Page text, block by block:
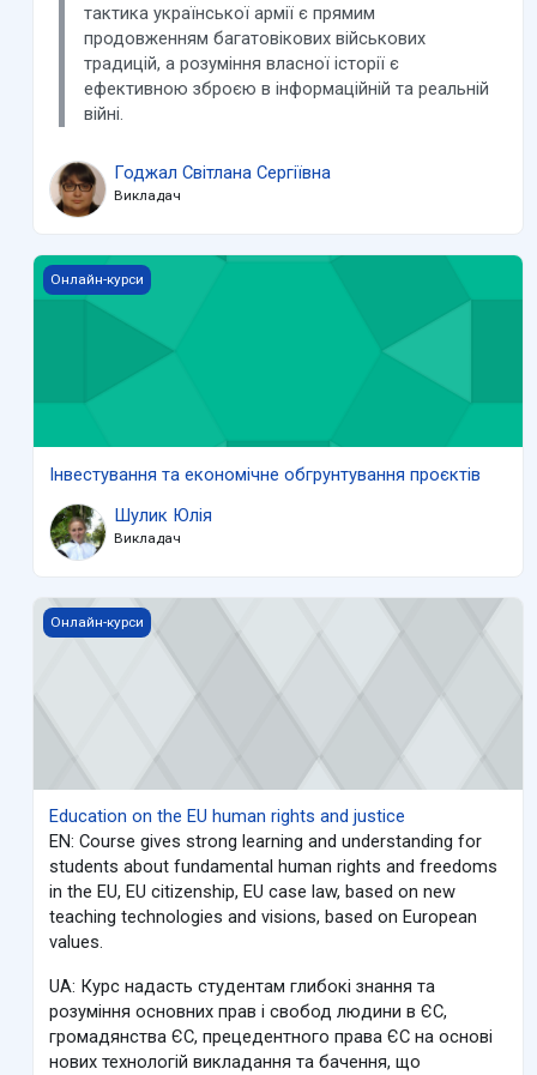
тактика української армії є прямим
продовженням багатовікових військових
традицій, а розуміння власної історії є
ефективною зброєю в інформаційній та реальній
війні.
Годжал Світлана Сергіївна
Викладач
Інвестування та економічне обгрунтування проєктів
Онлайн-курси
Інвестування та економічне обгрунтування проєктів
Шулик Юлія
Викладач
Education on the EU human rights and justice
Онлайн-курси
Education on the EU human rights and justice
EN: Course gives strong learning and understanding for
students about fundamental human rights and freedoms
in the EU, EU citizenship, EU case law, based on new
teaching technologies and visions, based on European
values.
UA: Курс надасть студентам глибокі знання та
розуміння основних прав і свобод людини в ЄС,
громадянства ЄС, прецедентного права ЄС на основі
нових технологій викладання та бачення, що